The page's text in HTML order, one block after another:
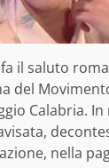
il saluto
del
Calabria. In
nella